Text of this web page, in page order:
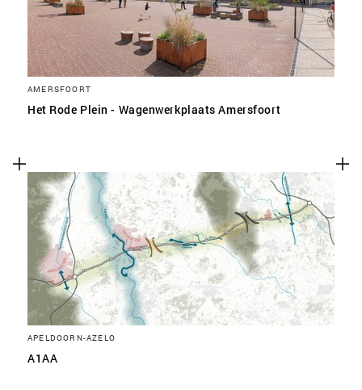
AMERSFOORT
Het Rode Plein - Wagenwerkplaats Amersfoort
APELDOORN-AZELO
A1AA